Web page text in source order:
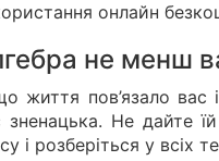
онлайн
не менш
життя пов’язало вас
зненацька. Не дайте
і розберіться у всіх